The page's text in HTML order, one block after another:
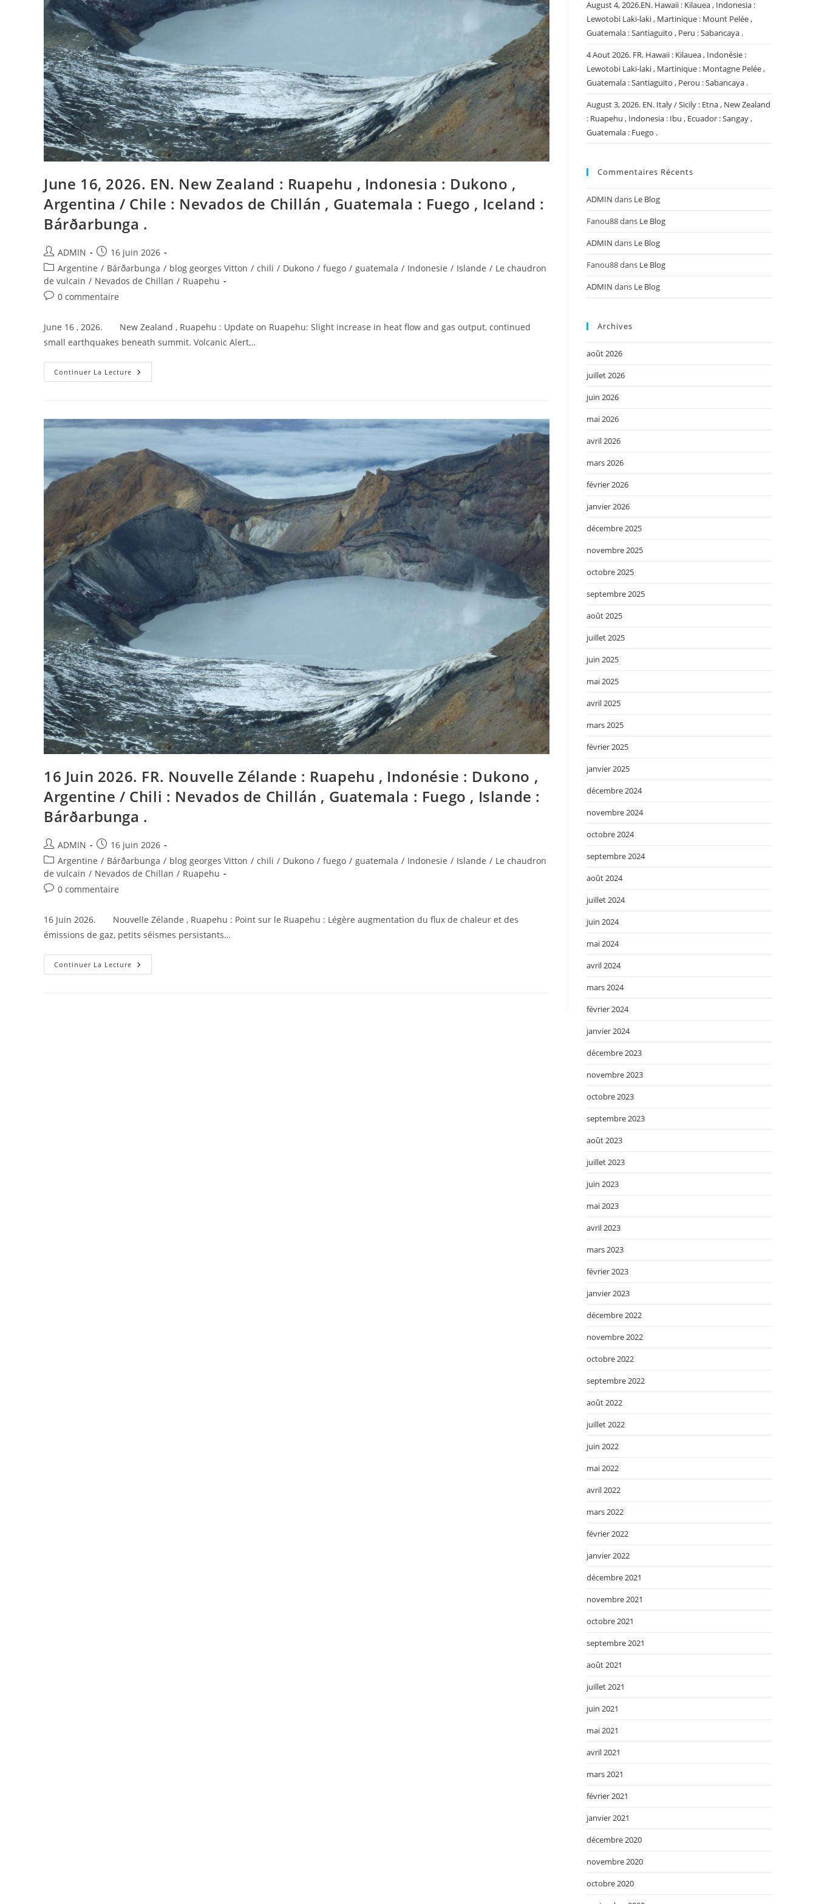
June 16, 2026. EN. New Zealand : Ruapehu , Indonesia : Dukono ,
Argentina / Chile : Nevados de Chillán , Guatemala : Fuego , Iceland :
Bárðarbunga .
Auteur/autrice
de
la
publication :
ADMIN
Publication
publiée :
16 juin 2026
Post
category:
Argentine / Bárðarbunga / blog georges Vitton / chili / Dukono / fuego / guatemala / Indonesie / Islande / Le chaudron
de vulcain / Nevados de Chillan / Ruapehu
Commentaires
publication :
0 commentaire
June 16 , 2026. New Zealand , Ruapehu : Update on Ruapehu: Slight increase in heat flow and gas output, continued
small earthquakes beneath summit. Volcanic Alert…
Continuer La Lecture June
16,
:
Ruapehu
Indonesia
Dukono
Argentina
Chile
Nevados
Guatemala
Fuego
Bárðarbunga
.
16 Juin 2026. FR. Nouvelle Zélande : Ruapehu , Indonésie : Dukono ,
Argentine / Chili : Nevados de Chillán , Guatemala : Fuego , Islande :
Bárðarbunga .
Auteur/autrice
de
la
publication :
ADMIN
Publication
publiée :
16 juin 2026
Post
category:
Argentine / Bárðarbunga / blog georges Vitton / chili / Dukono / fuego / guatemala / Indonesie / Islande / Le chaudron
de vulcain / Nevados de Chillan / Ruapehu
Commentaires
la
publication :
0 commentaire
16 Juin 2026. Nouvelle Zélande , Ruapehu : Point sur le Ruapehu : Légère augmentation du flux de chaleur et des
émissions de gaz, petits séismes persistants…
Continuer La Lecture 16
Juin
August 4, 2026.EN. Hawaii : Kilauea , Indonesia :
Lewotobi Laki-laki , Martinique : Mount Pelée ,
Guatemala : Santiaguito , Peru : Sabancaya .
4 Aout 2026. FR. Hawaii : Kilauea , Indonésie :
Lewotobi Laki-laki , Martinique : Montagne Pelée ,
Guatemala : Santiaguito , Perou : Sabancaya .
August 3, 2026. EN. Italy / Sicily : Etna , New Zealand
: Ruapehu , Indonesia : Ibu , Ecuador : Sangay ,
Guatemala : Fuego .
Commentaires Récents
ADMIN dans Le Blog
Fanou88dans Le Blog
ADMIN dans Le Blog
Fanou88dans Le Blog
ADMIN dans Le Blog
Archives
août 2026
juillet 2026
juin 2026
mai 2026
avril 2026
mars 2026
février 2026
janvier 2026
décembre 2025
novembre 2025
octobre 2025
septembre 2025
août 2025
juillet 2025
juin 2025
mai 2025
avril 2025
mars 2025
février 2025
janvier 2025
décembre 2024
novembre 2024
octobre 2024
septembre 2024
août 2024
juillet 2024
juin 2024
mai 2024
avril 2024
mars 2024
février 2024
janvier 2024
décembre 2023
novembre 2023
octobre 2023
septembre 2023
août 2023
juillet 2023
juin 2023
mai 2023
avril 2023
mars 2023
février 2023
janvier 2023
décembre 2022
novembre 2022
octobre 2022
septembre 2022
août 2022
juillet 2022
juin 2022
mai 2022
avril 2022
mars 2022
février 2022
janvier 2022
décembre 2021
novembre 2021
octobre 2021
septembre 2021
août 2021
juillet 2021
juin 2021
mai 2021
avril 2021
mars 2021
février 2021
janvier 2021
décembre 2020
novembre 2020
octobre 2020